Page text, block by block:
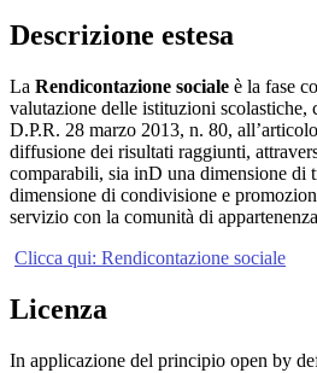
Descrizione estesa
La Rendicontazione sociale è la fase
valutazione delle istituzioni scolastiche,
D.P.R. 28 marzo 2013, n. 80,
diffusione dei risultati raggiunti,
comparabili, sia inD una dimensione di
dimensione di condivisione e
servizio con la comunità di
Clicca qui: Rendicontazione sociale
Licenza
In applicazione del principio open by